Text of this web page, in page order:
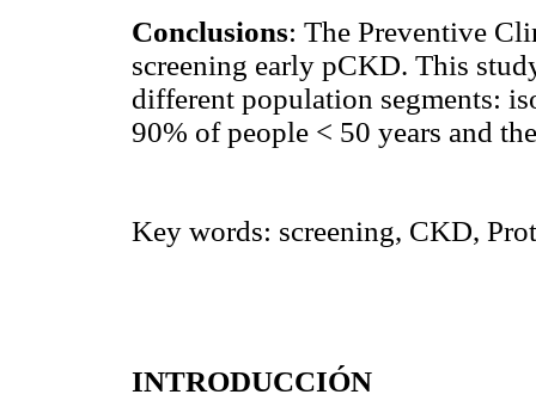
Conclusions: The Preventive
screening early pCKD. This
different population segments:
90% of people < 50 years and
Key words: screening, CKD,
INTRODUCCIÓN